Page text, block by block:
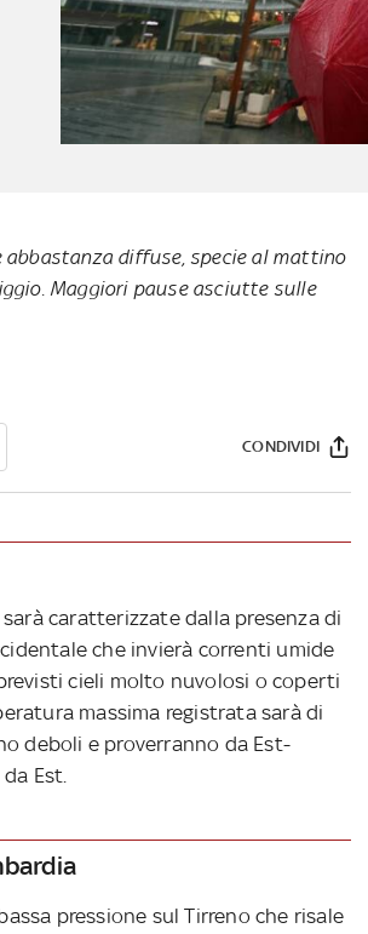
diffuse, specie al mattino
Maggiori pause asciutte sulle
CONDIVIDI
sarà caratterizzate dalla presenza di
che invierà correnti umide
cieli molto nuvolosi o coperti
massima registrata sarà di
deboli e proverranno da Est-
Est.
pressione sul Tirreno che risale